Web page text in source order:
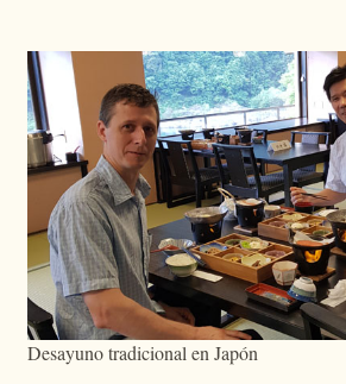
Desayuno tradicional en Japón